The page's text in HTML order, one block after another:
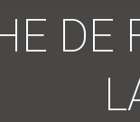
DE